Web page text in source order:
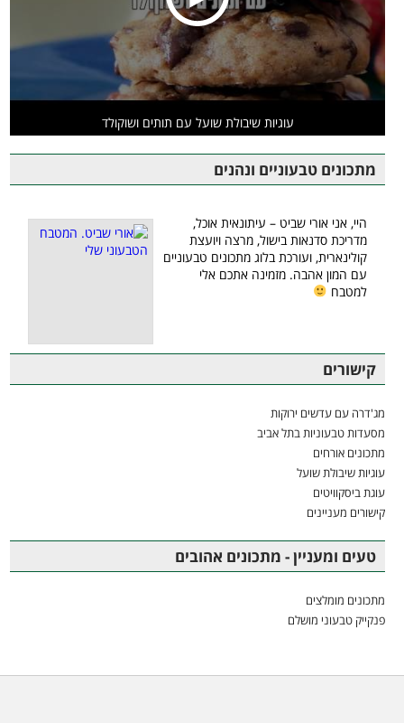
עוגיות שיבולת שועל עם תותים ושוקולד
מתכונים טבעוניים ונהנים
היי, אני אורי שביט – עיתונאית אוכל,
מדריכת סדנאות בישול, מרצה ויועצת
קולינארית, ועורכת בלוג מתכונים טבעוניים
עם המון אהבה. מזמינה אתכם אלי
למטבח
קישורים
מג'דרה עם עדשים ירוקות
מסעדות טבעוניות בתל אביב
מתכונים אורחים
עוגיות שיבולת שועל
עוגת ביסקוויטים
קישורים מעניינים
טעים ומעניין - מתכונים אהובים
מתכונים מומלצים
פנקייק טבעוני מושלם